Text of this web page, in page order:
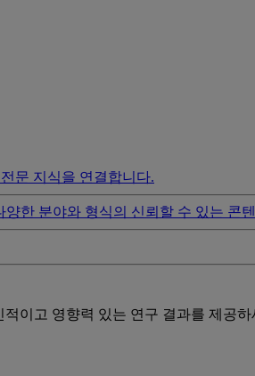
문 지식을 연결합니다.
한 분야와 형식의 신뢰할 수 있는 콘
이고 영향력 있는 연구 결과를 제공하